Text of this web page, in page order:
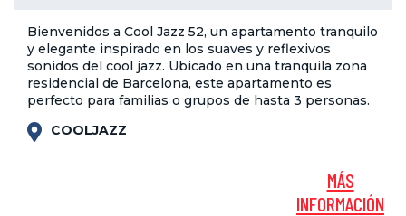
Bienvenidos a Cool Jazz 52, un apartamento tranquilo
y elegante inspirado en los suaves y reflexivos
sonidos del cool jazz. Ubicado en una tranquila zona
residencial de Barcelona, este apartamento es
perfecto para familias o grupos de hasta 3 personas.
COOLJAZZ
MÁS
INFORMACIÓN